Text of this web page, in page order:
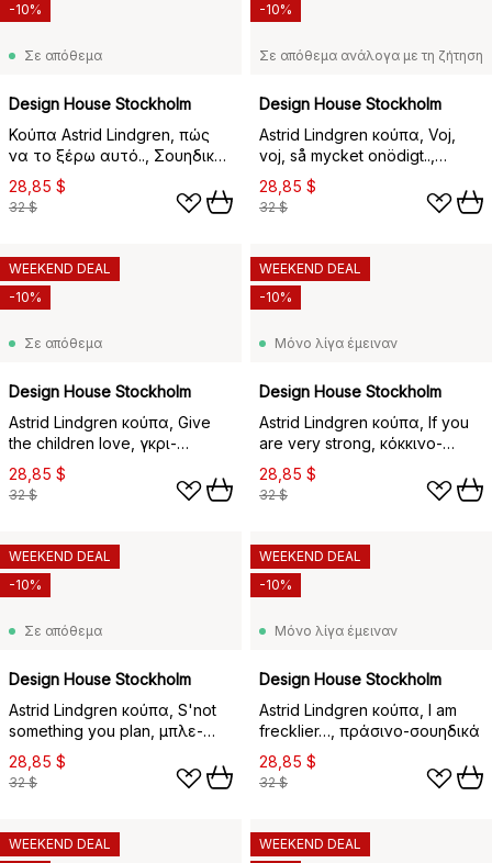
Σε απόθεμα
Design House Stockholm
Κούπα Astrid Lindgren, πώς
να το ξέρω αυτό.., Σουηδικό
κείμενο
28,85 $
32 $
-10%
Σε απόθεμα ανάλογα με τη ζήτηση
Design House Stockholm
Astrid Lindgren κούπα, Voj,
voj, så mycket onödigt..,
Σουηδικό κείμενο
28,85 $
32 $
-10%
Σε απόθεμα
Design House Stockholm
Astrid Lindgren κούπα, Give
the children love, γκρι-
σουηδικά
28,85 $
32 $
WEEKEND DEAL
-10%
Μόνο λίγα έμειναν
Design House Stockholm
Astrid Lindgren κούπα, If you
are very strong, κόκκινο-
σουηδικά
28,85 $
32 $
WEEKEND DEAL
-10%
Σε απόθεμα
Design House Stockholm
Astrid Lindgren κούπα, S'not
something you plan, μπλε-
σουηδικά
28,85 $
32 $
WEEKEND DEAL
-10%
Μόνο λίγα έμειναν
Design House Stockholm
Astrid Lindgren κούπα, I am
frecklier…, πράσινο-σουηδικά
28,85 $
32 $
WEEKEND DEAL
-10%
WEEKEND DEAL
WEEKEND DEAL